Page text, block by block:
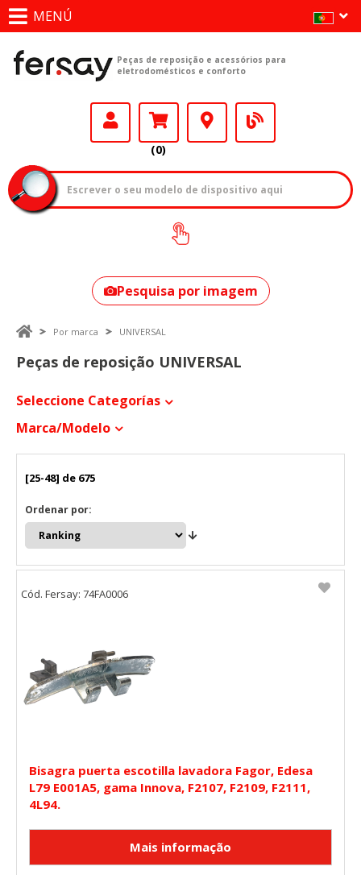
MENÚ
Peças de reposição e acessórios para
eletrodomésticos e conforto
(0)
Como encontrar
o seu modelo?
Pesquisa por imagem
Por marca UNIVERSAL
Peças de reposição UNIVERSAL
Seleccione Categorías
Marca/modelo
[25-48] de 675
Ordenar por:
Bisagra puerta escotilla lavadora Fagor, Edesa
L79 E001A5, gama Innova, F2107, F2109, F2111,
4L94.
Cód. Fersay: 74FA0006